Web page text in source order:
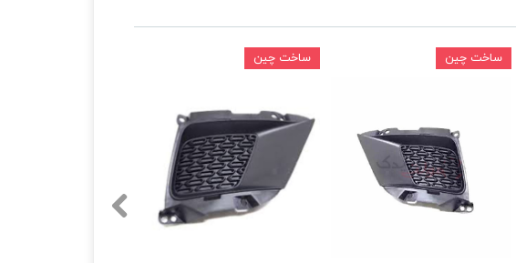
ساخت چین ساخت چین